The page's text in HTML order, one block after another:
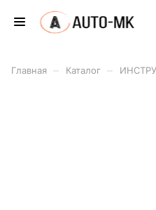
Главная Каталог